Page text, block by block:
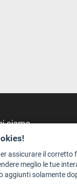
siamo
- Centro
Trentino Film Commission
assicurare il corretto
meglio le tue
aggiunti solamente